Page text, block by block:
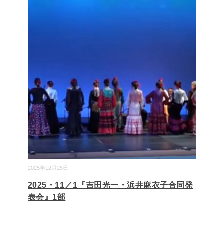
2025年12月25日
2025・11／1『吉田光一・浜井麻衣子合同発
表会』1部
...